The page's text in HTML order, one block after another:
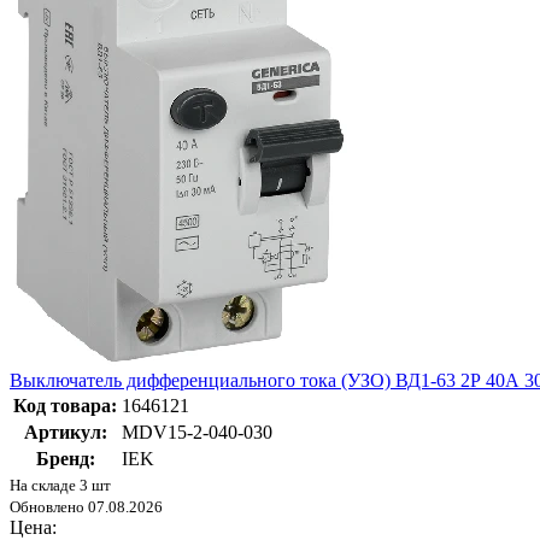
Выключатель дифференциального тока (УЗО) ВД1-63 2Р 40А
Код товара: 1646121
Артикул:
MDV15-2-040-030
Бренд:
IEK
На складе 3 шт
Обновлено 07.08.2026
Цена: